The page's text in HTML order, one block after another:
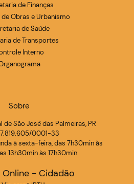
de Finanças
Obras e Urbanismo
de Saúde
de Transportes
Interno
Sobre
de São José das Palmeiras, PR
0001-33
à sexta-feira, das 7h30min às
13h30min às 17h30min
Online - Cidadão